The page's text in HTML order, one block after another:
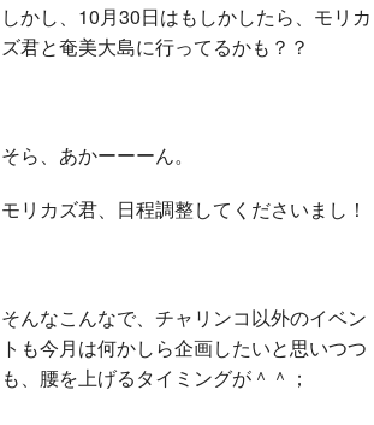
しかし、10月30日はもしかしたら、モリカ
ズ君と奄美大島に行ってるかも？？
そら、あかーーーん。
モリカズ君、日程調整してくださいまし！
そんなこんなで、チャリンコ以外のイベン
トも今月は何かしら企画したいと思いつつ
も、腰を上げるタイミングが＾＾；